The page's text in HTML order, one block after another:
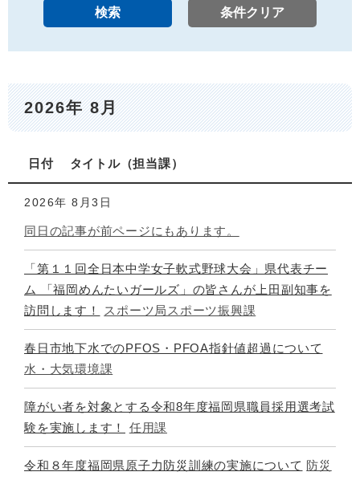
2026年 8月
日付 タイトル 担当課
2026年 8月3日
同日の記事が前ページにもあります。
「第１１回全日本中学女子軟式野球大会」県代表チー
ム 「福岡めんたいガールズ」の皆さんが上田副知事を
訪問します！
スポーツ局スポーツ振興課
春日市地下水でのPFOS・PFOA指針値超過について
水・大気環境課
障がい者を対象とする令和8年度福岡県職員採用選考試
験を実施します！
任用課
令和８年度福岡県原子力防災訓練の実施について 防災